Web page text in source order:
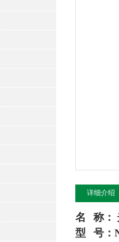
详细介绍
名 称：
型
号：